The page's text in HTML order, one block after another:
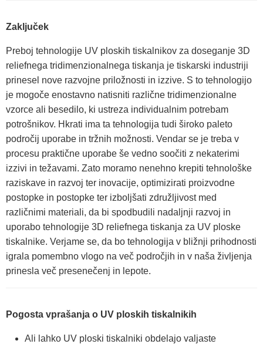
Zaključek
Preboj tehnologije UV ploskih tiskalnikov za doseganje 3D
reliefnega tridimenzionalnega tiskanja je tiskarski industriji
prinesel nove razvojne priložnosti in izzive. S to tehnologijo
je mogoče enostavno natisniti različne tridimenzionalne
vzorce ali besedilo, ki ustreza individualnim potrebam
potrošnikov. Hkrati ima ta tehnologija tudi široko paleto
področij uporabe in tržnih možnosti. Vendar se je treba v
procesu praktične uporabe še vedno soočiti z nekaterimi
izzivi in težavami. Zato moramo nenehno krepiti tehnološke
raziskave in razvoj ter inovacije, optimizirati proizvodne
postopke in postopke ter izboljšati združljivost med
različnimi materiali, da bi spodbudili nadaljnji razvoj in
uporabo tehnologije 3D reliefnega tiskanja za UV ploske
tiskalnike. Verjame se, da bo tehnologija v bližnji prihodnosti
igrala pomembno vlogo na več področjih in v naša življenja
prinesla več presenečenj in lepote.
Pogosta vprašanja o UV ploskih tiskalnikih
Ali lahko UV ploski tiskalniki obdelajo valjaste